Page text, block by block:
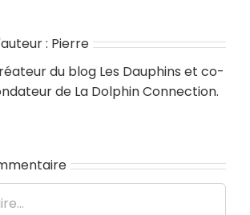
: Pierre
du blog Les Dauphins et co-
de La Dolphin Connection.